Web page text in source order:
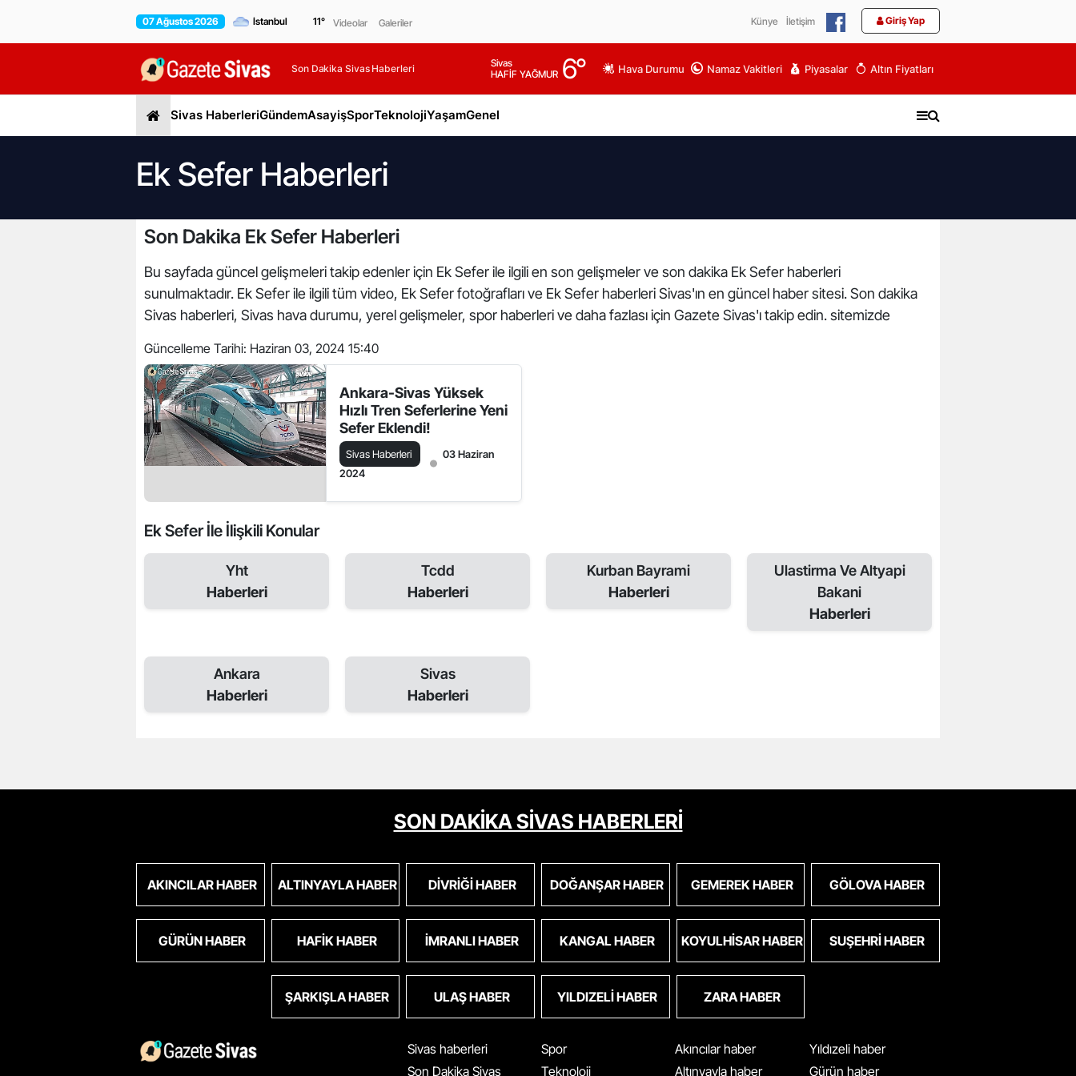
07 Ağustos 2026 11° Videolar Galeriler Künye İletişim Giriş Yap
Son Dakika Sivas Haberleri
Sivas
HAFİF YAĞMUR 6° Hava Durumu Namaz Vakitleri Piyasalar Altın Fiyatları
Sivas HaberleriGündemAsayişSporTeknolojiYaşamGenel
Ek Sefer Haberleri
Son Dakika Ek Sefer Haberleri
Bu sayfada güncel gelişmeleri takip edenler için Ek Sefer ile ilgili en son gelişmeler ve son dakika Ek Sefer haberleri
sunulmaktadır. Ek Sefer ile ilgili tüm video, Ek Sefer fotoğrafları ve Ek Sefer haberleri Sivas'ın en güncel haber sitesi. Son dakika
Sivas haberleri, Sivas hava durumu, yerel gelişmeler, spor haberleri ve daha fazlası için Gazete Sivas'ı takip edin. sitemizde
Güncelleme Tarihi: Haziran 03, 2024 15:40
Ankara-Sivas Yüksek
Hızlı Tren Seferlerine Yeni
Sefer Eklendi!
Sivas Haberleri
03 Haziran
2024
Ek Sefer İle İlişkili Konular
Yht
Haberleri
Tcdd
Haberleri
Kurban Bayrami
Haberleri
Ulastirma Ve Altyapi
Bakani
Haberleri
Ankara
Haberleri
Sivas
Haberleri
SON DAKİKA SİVAS HABERLERİ
AKINCILAR HABER ALTINYAYLA HABER DIVRIĞI HABER DOĞANŞAR HABER GEMEREK HABER GÖLOVA HABER
GÜRÜN HABER HAFIK HABER İMRANLI HABER KANGAL HABER KOYULHISAR HABER SUŞEHRI HABER
ŞARKIŞLA HABER ULAŞ HABER YILDIZELI HABER ZARA HABER
Sivas haberleri
Son Dakika Sivas
Spor
Teknoloji
Akıncılar haber
Altınyayla haber
Yıldızeli haber
Gürün haber